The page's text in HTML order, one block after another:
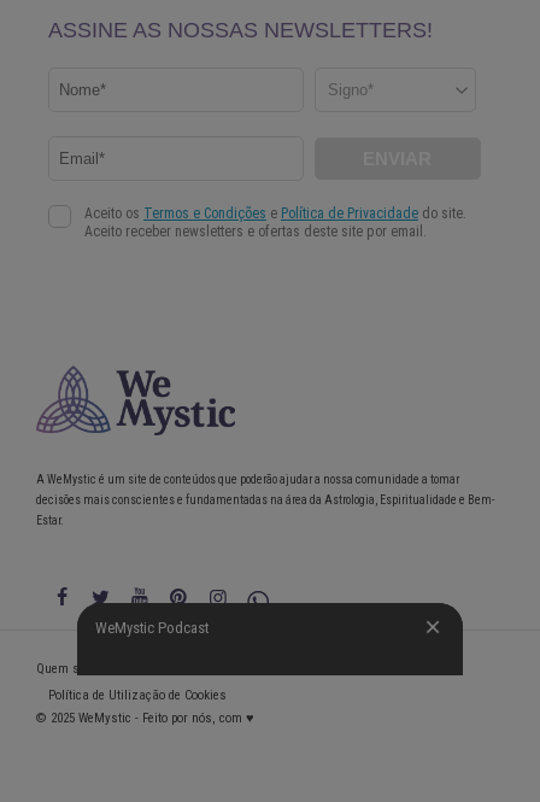
WeMystic Podcast
A WeMystic é um site de conteúdos que poderão ajudar a nossa comunidade a tomar
decisões mais conscientes e fundamentadas na área da Astrologia, Espiritualidade e Bem-
Estar.
WeMystic Podcast
Quem somos
Política de Utilização de Cookies
© 2025 WeMystic - Feito por nós, com ♥